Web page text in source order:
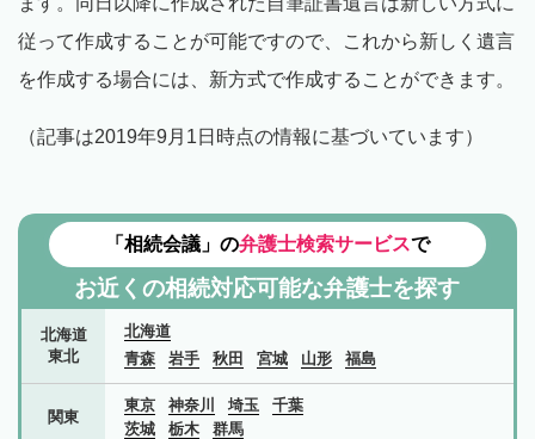
従って作成することが可能ですので、これから新しく遺言
を作成する場合には、新方式で作成することができます。
（記事は2019年9月1日時点の情報に基づいています）
「相続会議」の弁護士検索サービスで
お近くの相続対応可能な弁護士を探す
北海道
東北
北海道
青森
岩手 秋田 宮城 山形 福島
関東
東京 神奈川 埼玉
千葉
茨城
栃木 群馬